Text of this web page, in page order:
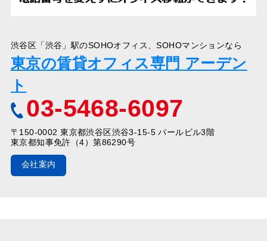
渋谷区「渋谷」駅のSOHOオフィス、SOHOマンションなら
東京の賃貸オフィス専門 アーデン
ト
03-5468-6097
〒150-0002 東京都渋谷区渋谷3-15-5 パールビル3階
東京都知事免許（4）第86290号
会社案内